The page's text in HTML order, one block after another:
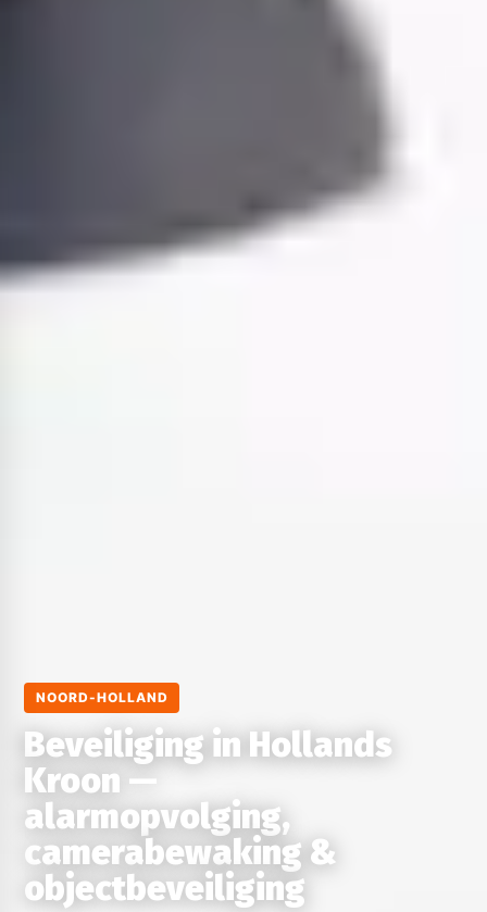
NOORD-HOLLAND
Beveiliging in Hollands
Kroon —
alarmopvolging,
camerabewaking &
objectbeveiliging